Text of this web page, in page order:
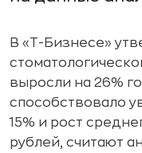
В «Т-Бизнесе»
выросли на 26%
способствовало
15% и рост
рублей, считают